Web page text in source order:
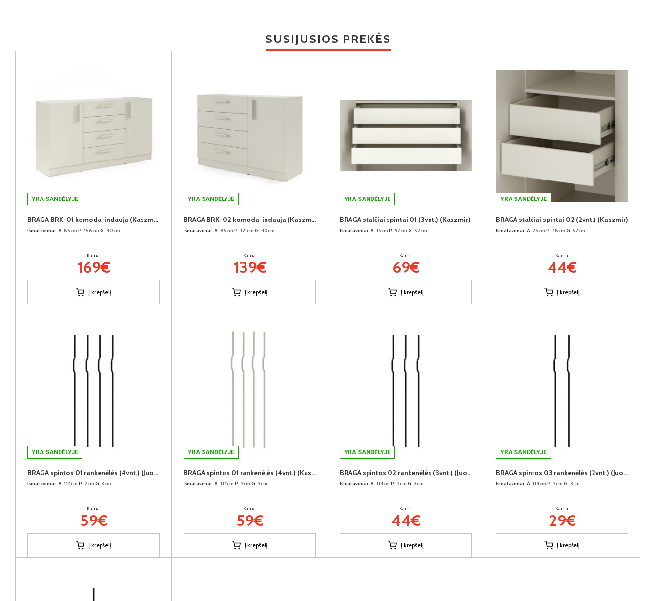
SUSIJUSIOS PREKĖS
YRA SANDĖLYJE
BRAGA BRK-01 komoda-indauja (Kaszmir)
Išmatavimai: A: 85cm P: 156cm G: 40cm
Kaina:
169€
Į krepšelį
YRA SANDĖLYJE
BRAGA BRK-02 komoda-indauja (Kaszmir)
Išmatavimai: A: 85cm P: 121cm G: 40cm
Kaina:
139€
Į krepšelį
YRA SANDĖLYJE
BRAGA stalčiai spintai 01 (3vnt.) (Kaszmir)
Išmatavimai: A: 15cm P: 97cm G: 52cm
Kaina:
69€
Į krepšelį
YRA SANDĖLYJE
BRAGA stalčiai spintai 02 (2vnt.) (Kaszmir)
Išmatavimai: A: 25cm P: 48cm G: 52cm
Kaina:
44€
Į krepšelį
YRA SANDĖLYJE
BRAGA spintos 01 rankenėlės (4vnt.) (Juodos)
Išmatavimai: A: 114cm P: 2cm G: 3cm
Kaina:
59€
Į krepšelį
YRA SANDĖLYJE
BRAGA spintos 01 rankenėlės (4vnt.) (Kaszmir)
Išmatavimai: A: 114cm P: 2cm G: 3cm
Kaina:
59€
Į krepšelį
YRA SANDĖLYJE
BRAGA spintos 02 rankenėlės (3vnt.) (Juodos)
Išmatavimai: A: 114cm P: 2cm G: 3cm
Kaina:
44€
Į krepšelį
YRA SANDĖLYJE
BRAGA spintos 03 rankenėlės (2vnt.) (Juodos)
Išmatavimai: A: 114cm P: 2cm G: 3cm
Kaina:
29€
Į krepšelį